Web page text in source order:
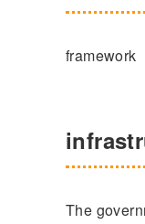
framework
The